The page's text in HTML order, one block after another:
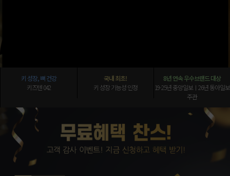
키 성장, 뼈 건강
키즈텐 042
국내 최초!
키 성장기능성 인정
8년 연속 우수브랜드 대상
19-25년 중앙일보ㅣ 26년 동아일보
주관